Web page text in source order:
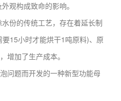
观构成致命的影响。
的传统工艺，存在着延长制
15小时才能烘干1吨原料)、原
增加了生产成本。
题而开发的一种新型功能母